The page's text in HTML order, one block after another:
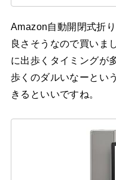
Amazon自動開閉式折
良さそうなので買いま
に出歩くタイミングが
歩くのダルいなーとい
きるといいですね。